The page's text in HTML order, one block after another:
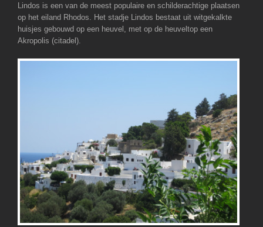
Lindos is een van de meest populaire en schilderachtige plaatsen
op het eiland Rhodos. Het stadje Lindos bestaat uit witgekalkte
huisjes gebouwd op een heuvel, met op de heuveltop een
Akropolis (citadel).